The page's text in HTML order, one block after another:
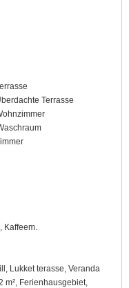
Terrasse
Kaffeem.
Lukket terasse, Veranda
m², Ferienhausgebiet,